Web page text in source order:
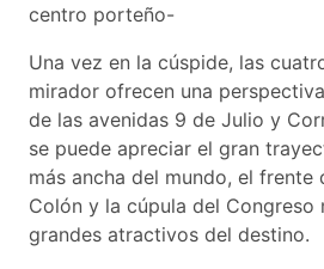
centro porteño-
Una vez en la cúspide, las
mirador ofrecen una
de las avenidas 9 de Julio y
se puede apreciar el gran
más ancha del mundo, el frente
Colón y la cúpula del Congreso
grandes atractivos del destino.